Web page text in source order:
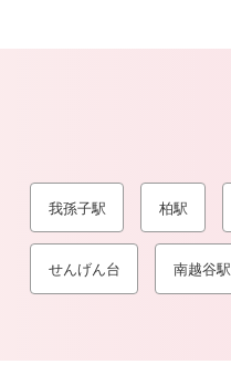
我孫子駅 柏駅
せんげん台 南越谷駅